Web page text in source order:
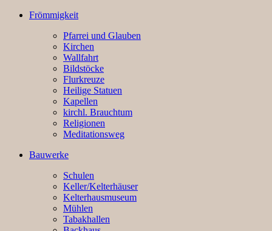
Frömmigkeit
Pfarrei und Glauben
Kirchen
Wallfahrt
Bildstöcke
Flurkreuze
Heilige Statuen
Kapellen
kirchl. Brauchtum
Religionen
Meditationsweg
Bauwerke
Schulen
Keller/Kelterhäuser
Kelterhausmuseum
Mühlen
Tabakhallen